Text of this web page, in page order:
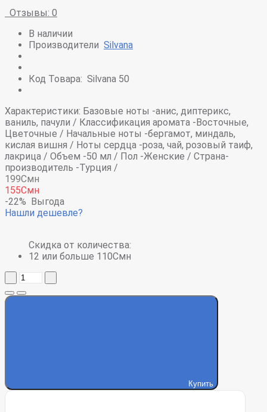
Отзывы: 0
В наличии
Производители Silvana
Код Товара: Silvana 50
Характеристики: Базовые ноты -анис, диптерикс,
ваниль, пачули / Классификация аромата -Восточные,
Цветочные / Начальные ноты -бергамот, миндаль,
кислая вишня / Ноты сердца -роза, чай, розовый таиф,
лакрица / Объем -50 мл / Пол -Женские / Страна-
производитель -Турция /
199Смн
155Смн
-22% Выгода
Нашли дешевле?
Скидка от количества:
12 или больше 110Смн
Купить